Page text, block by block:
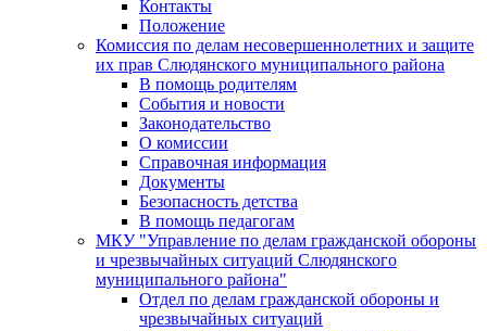
Контакты
Положение
Комиссия по делам несовершеннолетних и защите
их прав Слюдянского муниципального района
В помощь родителям
События и новости
Законодательство
О комиссии
Справочная информация
Документы
Безопасность детства
В помощь педагогам
МКУ "Управление по делам гражданской обороны
и чрезвычайных ситуаций Слюдянского
муниципального района"
Отдел по делам гражданской обороны и
чрезвычайных ситуаций